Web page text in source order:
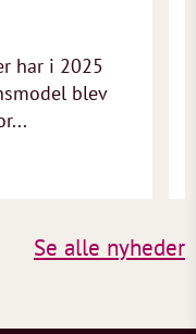
har i 2025
blev
Se alle nyheder